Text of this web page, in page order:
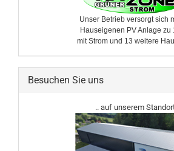
Unser Betrieb versorgt sich
Hauseigenen PV Anlage zu
mit Strom und 13 weitere
Besuchen Sie uns
.. auf unserem